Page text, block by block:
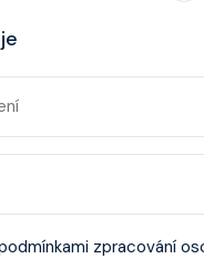
zpracování